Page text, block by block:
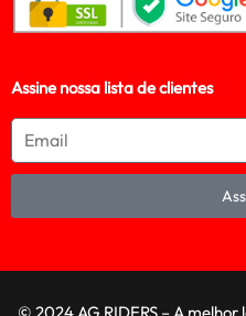
Assine nossa lista de clientes
© 2024 AG RIDERS – A